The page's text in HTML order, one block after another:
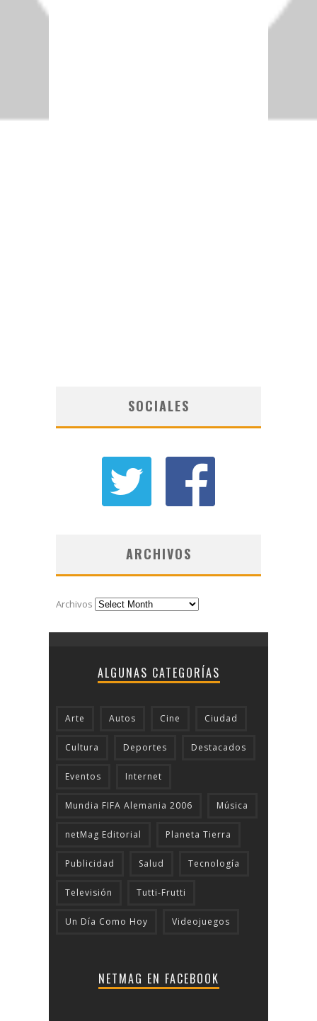
SOCIALES
ARCHIVOS
Archivos
ALGUNAS CATEGORÍAS
Arte Autos Cine Ciudad
Cultura Deportes Destacados
Eventos Internet
Mundia FIFA Alemania 2006 Música
netMag Editorial Planeta Tierra
Publicidad Salud Tecnologí­a
Televisión Tutti-Frutti
Un Día Como Hoy Videojuegos
NETMAG EN FACEBOOK